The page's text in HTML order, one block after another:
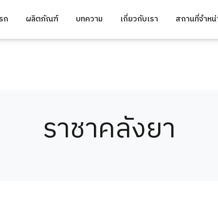
ก ผลิตภัณฑ์ บทความ เกี่ยวกับเรา สถานที่จำห
ราชาคลังยา